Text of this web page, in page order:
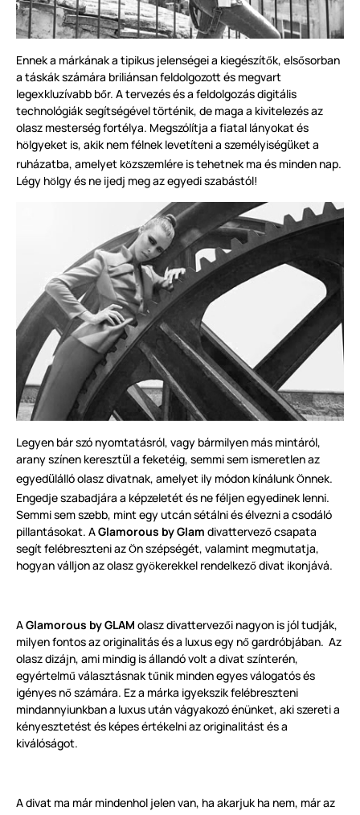
Ennek a márkának a tipikus jelenségei a kiegészítők, elsősorban
a táskák számára briliánsan feldolgozott és megvart
legexkluzívabb bőr. A tervezés és a feldolgozás digitális
technológiák segítségével történik, de maga a kivitelezés az
olasz mesterség fortélya. Megszólítja a fiatal lányokat és
hölgyeket is, akik nem félnek levetíteni a személyiségüket a
ruházatba, amelyet közszemlére is tehetnek ma és minden nap.
Légy hölgy és ne ijedj meg az egyedi szabástól!
Legyen bár szó nyomtatásról, vagy bármilyen más mintáról,
arany színen keresztül a feketéig, semmi sem ismeretlen az
egyedülálló olasz divatnak, amelyet ily módon kínálunk Önnek.
Engedje szabadjára a képzeletét és ne féljen egyedinek lenni.
Semmi sem szebb, mint egy utcán sétálni és élvezni a csodáló
pillantásokat. AGlamorous by Glam divattervező csapata
segít felébreszteni az Ön szépségét, valamint megmutatja,
hogyan válljon az olasz gyökerekkel rendelkező divat ikonjává.
AGlamorous by GLAM olasz divattervezői nagyon is jól tudják,
milyen fontos az originalitás és a luxus egy nő gardróbjában. Az
olasz dizájn, ami mindig is állandó volt a divat színterén,
egyértelmű választásnak tűnik minden egyes válogatós és
igényes nő számára. Ez a márka igyekszik felébreszteni
mindannyiunkban a luxus után vágyakozó énünket, aki szereti a
kényesztetést és képes értékelni az originalitást és a
kiválóságot.
A divat ma már mindenhol jelen van, ha akarjuk ha nem, már az